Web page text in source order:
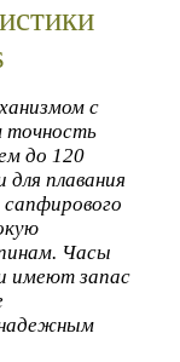
с
точность
до 120
плавания
сапфирового
Часы
имеют запас